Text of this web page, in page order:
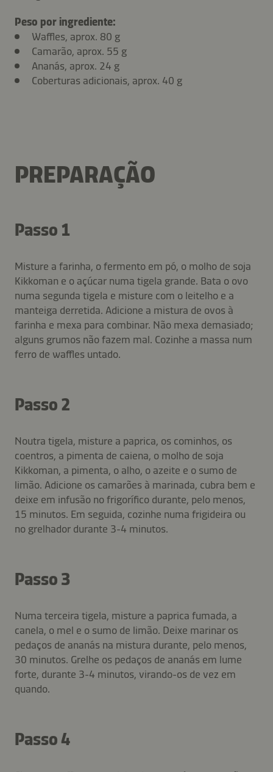
Peso por ingrediente:
Waffles, aprox. 80 g
Camarão, aprox. 55 g
Ananás, aprox. 24 g
Coberturas adicionais, aprox. 40 g
PREPARAÇÃO
Passo 1
Misture a farinha, o fermento em pó, o molho de soja
Kikkoman e o açúcar numa tigela grande. Bata o ovo
numa segunda tigela e misture com o leitelho e a
manteiga derretida. Adicione a mistura de ovos à
farinha e mexa para combinar. Não mexa demasiado;
alguns grumos não fazem mal. Cozinhe a massa num
ferro de waffles untado.
Passo 2
Noutra tigela, misture a paprica, os cominhos, os
coentros, a pimenta de caiena, o molho de soja
Kikkoman, a pimenta, o alho, o azeite e o sumo de
limão. Adicione os camarões à marinada, cubra bem e
deixe em infusão no frigorífico durante, pelo menos,
15 minutos. Em seguida, cozinhe numa frigideira ou
no grelhador durante 3-4 minutos.
Passo 3
Numa terceira tigela, misture a paprica fumada, a
canela, o mel e o sumo de limão. Deixe marinar os
pedaços de ananás na mistura durante, pelo menos,
30 minutos. Grelhe os pedaços de ananás em lume
forte, durante 3-4 minutos, virando-os de vez em
quando.
Passo 4